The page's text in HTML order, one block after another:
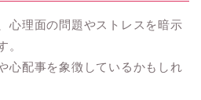
心理面の問題やストレスを暗示
。
心配事を象徴しているかもしれ